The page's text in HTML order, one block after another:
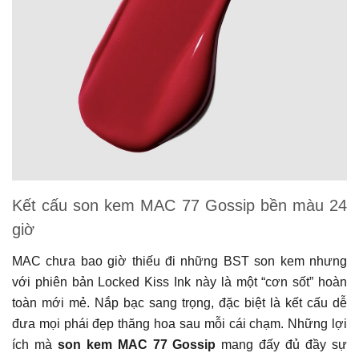
Kết cấu son kem MAC 77 Gossipbền màu 24
giờ
MAC chưa bao giờ thiếu đi những BST son kem nhưng
với phiên bản Locked Kiss Ink này là một “cơn sốt” hoàn
toàn mới mẻ. Nắp bạc sang trọng, đặc biệt là kết cấu dễ
đưa mọi phái đẹp thăng hoa sau mỗi cái chạm. Những lợi
ích màson kem MAC 77 Gossip mang đấy đủ đầy sự